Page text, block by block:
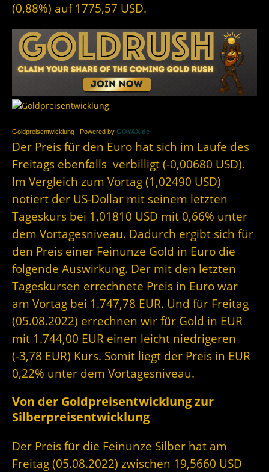
(0,88%) auf 1775,57 USD.
Goldpreisentwicklung | Powered by GOYAX.de
Der Preis für den Euro hat sich im Laufe des
Freitags ebenfalls verbilligt (-0,00680 USD).
Im Vergleich zum Vortag (1,02490 USD)
notiert der US-Dollar mit seinem letzten
Tageskurs bei 1,01810 USD mit 0,66% unter
dem Vortagesniveau. Dadurch ergibt sich für
den Preis einer Feinunze Gold in Euro die
folgende Auswirkung. Der mit den letzten
Tageskursen errechnete Preis in Euro war
am Vortag bei 1.747,78 EUR. Und für Freitag
(05.08.2022) errechnen wir für Gold in EUR
mit 1.744,00 EUR einen leicht niedrigeren
(-3,78 EUR) Kurs. Somit liegt der Preis in EUR
0,22% unter dem Vortagesniveau.
Von der Goldpreisentwicklung zur
Silberpreisentwicklung
Der Preis für die Feinunze Silber hat am
Freitag (05.08.2022) zwischen 19,5660 USD